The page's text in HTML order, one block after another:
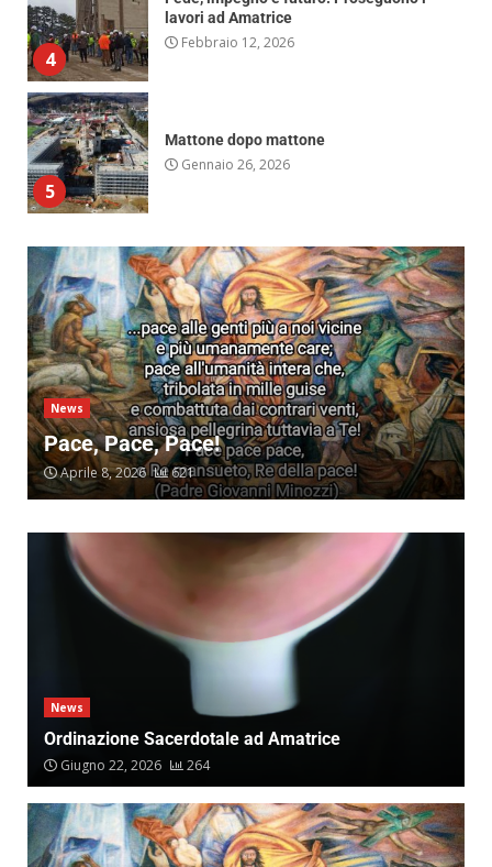
News
Pace, Pace, Pace!
Aprile 8, 2026 621
News
Ordinazione Sacerdotale ad Amatrice
Giugno 22, 2026 264
5
Mattone dopo mattone
Gennaio 26, 2026
6
Fondazione della Famiglia dei
Discepoli
7
Famiglia dei Discepoli Sette nuovi
diaconi
Ottobre 27, 2025
1
Ordinazione Sacerdotale ad Amatrice
Giugno 22, 2026
Pace, Pace, Pace!
Aprile 8, 2026
3
Marzo 14, 2026
4
Fede, impegno e futuro. Proseguono i
lavori ad Amatrice
Febbraio 12, 2026